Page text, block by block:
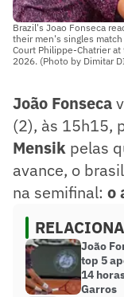
Brazil's Joao Fonseca
their men's singles
Court Philippe-Chatrier at
2026. (Photo by Dimitar
João Fonseca
(2), às 15h15,
Mensik pelas
avance, o
na semifinal: o
João
top 5
14
Garros